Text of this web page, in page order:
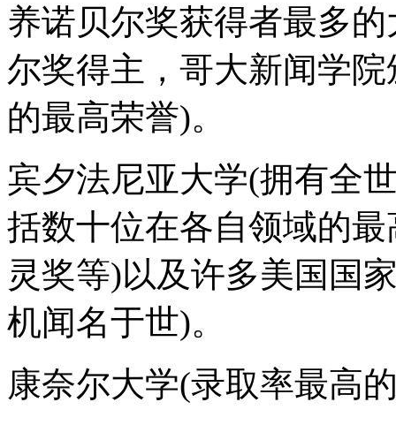
养诺贝尔奖获得者最多
尔奖得主，哥大新闻学
的最高荣誉)。
宾夕法尼亚大学(拥有全
括数十位在各自领域的
灵奖等)以及许多美国国
机闻名于世)。
康奈尔大学(录取率最高